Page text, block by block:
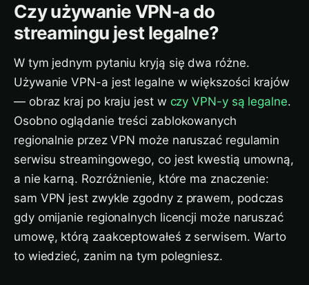
Czy używanie VPN-a do
streamingu jest legalne?
W tym jednym pytaniu kryją się dwa różne.
Używanie VPN-a jest legalne w większości krajów
— obraz kraj po kraju jest w czy VPN-y są legalne.
Osobno oglądanie treści zablokowanych
regionalnie przez VPN może naruszać regulamin
serwisu streamingowego, co jest kwestią umowną,
a nie karną. Rozróżnienie, które ma znaczenie:
sam VPN jest zwykle zgodny z prawem, podczas
gdy omijanie regionalnych licencji może naruszać
umowę, którą zaakceptowałeś z serwisem. Warto
to wiedzieć, zanim na tym polegniesz.